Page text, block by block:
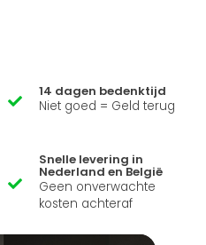
14 dagen bedenktijd
Niet goed = Geld terug
Snelle levering in
Nederland en België
Geen onverwachte
kosten achteraf